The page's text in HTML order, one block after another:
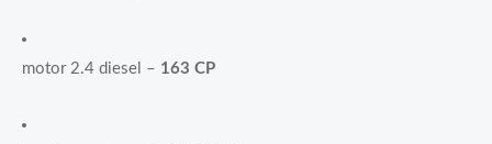
motor 2.4 diesel – 163 CP